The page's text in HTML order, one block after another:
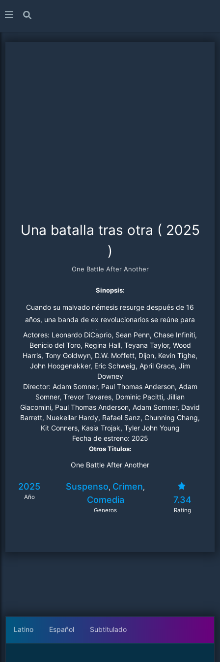
Una batalla tras otra ( 2025
)
One Battle After Another
Sinopsis:
Cuando su malvado némesis resurge después de 16
años, una banda de ex revolucionarios se reúne para
rescatar a la hija de uno de los suyos.
Actores: Leonardo DiCaprio, Sean Penn, Chase Infiniti,
Benicio del Toro, Regina Hall, Teyana Taylor, Wood
Harris, Tony Goldwyn, D.W. Moffett, Dijon, Kevin Tighe,
John Hoogenakker, Eric Schweig, April Grace, Jim
Downey
Director: Adam Somner, Paul Thomas Anderson, Adam
Somner, Trevor Tavares, Dominic Pacitti, Jillian
Giacomini, Paul Thomas Anderson, Adam Somner, David
Barrett, Nuekellar Hardy, Rafael Sanz, Chunning Chang,
Kit Conners, Kasia Trojak, Tyler John Young
Fecha de estreno: 2025
Otros Titulos:
One Battle After Another
2025
Año
Suspenso, Crimen,
Comedia
Generos
7.34
Rating
Latino Español Subtitulado